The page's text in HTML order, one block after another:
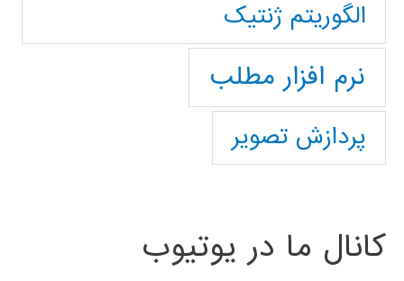
الگوریتم ژنتیک
نرم افزار مطلب
پردازش تصویر
کانال ما در یوتیوب